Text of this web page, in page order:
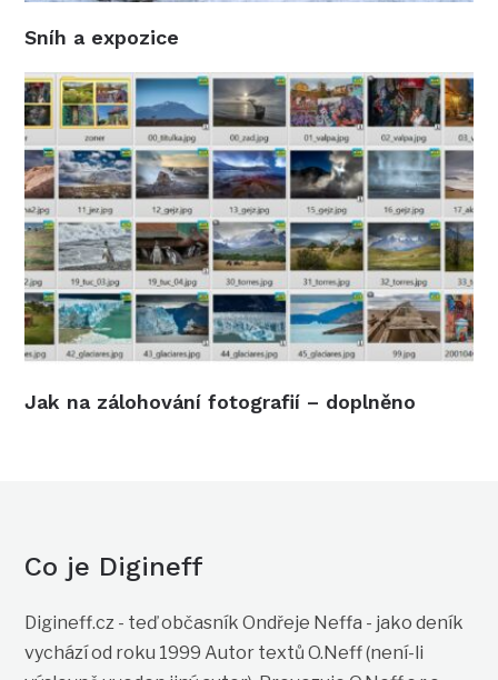
Sníh a expozice
Jak na zálohování fotografií – doplněno
Co je Digineff
Digineff.cz - teď občasník Ondřeje Neffa - jako deník
vychází od roku 1999 Autor textů O.Neff (není-li